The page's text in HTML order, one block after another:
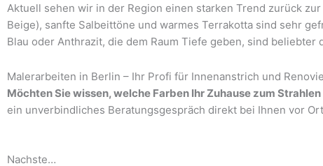
Aktuell sehen wir in der Region einen starken Trend zurück
Beige), sanfte Salbeittöne und warmes Terrakotta sind sehr
Blau oder Anthrazit, die dem Raum Tiefe geben, sind beliebter
Malerarbeiten in Berlin – Ihr Profi für Innenanstrich und
Möchten Sie wissen, welche Farben Ihr Zuhause zum
ein unverbindliches Beratungsgespräch direkt bei Ihnen vor
Nachste…